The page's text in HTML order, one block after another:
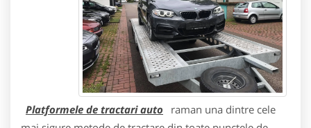
Platformele de tractari auto
raman una dintre cele